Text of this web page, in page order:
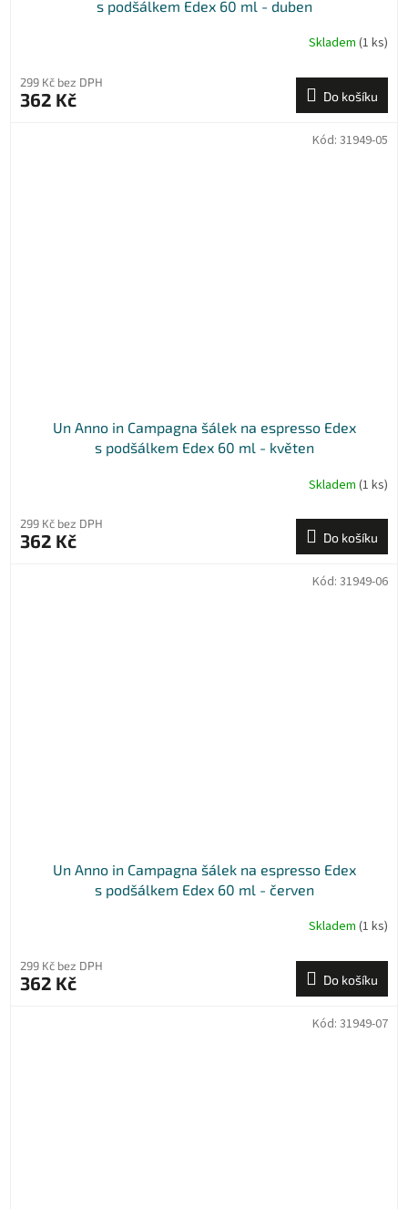
s podšálkem Edex 60 ml - duben
Skladem (1 ks)
299 Kč bez DPH
362 Kč Do košíku
Un Anno in Campagna šálek na espresso Edex
s podšálkem Edex 60 ml - květen
Skladem (1 ks)
299 Kč bez DPH
362 Kč Do košíku
Kód: 31949-05
Un Anno in Campagna šálek na espresso Edex
s podšálkem Edex 60 ml - červen
Skladem (1 ks)
299 Kč bez DPH
362 Kč Do košíku
Kód: 31949-06
Kód: 31949-07